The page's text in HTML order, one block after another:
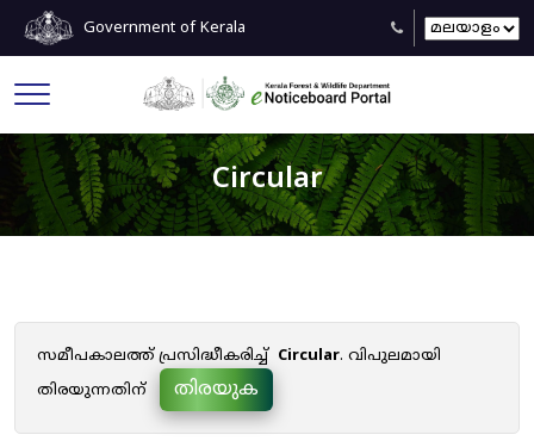
Government of Kerala
Circular
സമീപകാലത്ത് പ്രസിദ്ധീകരിച്ച് Circular. വിപുലമായി
തിരയുന്നതിന്
തിരയുക